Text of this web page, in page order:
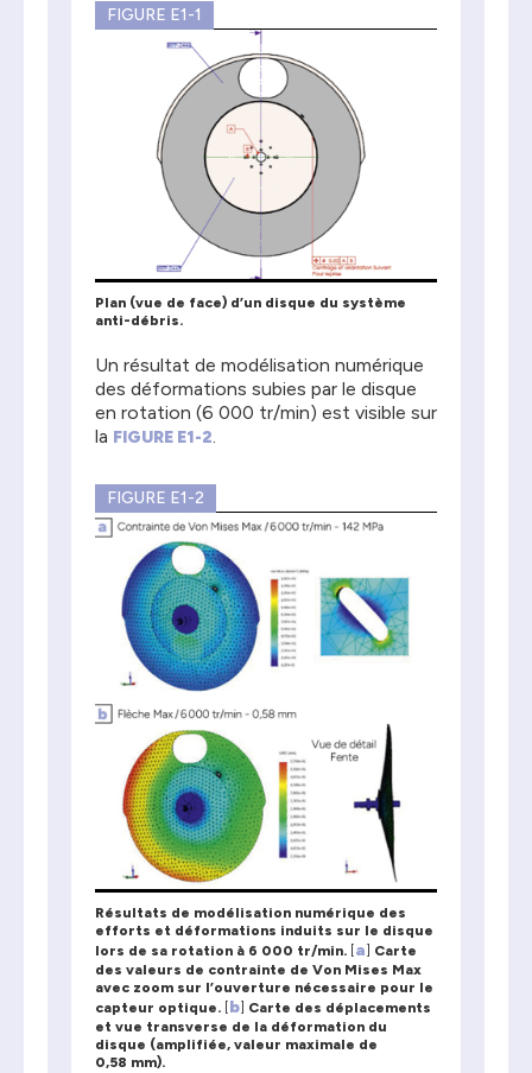
FIGURE E1-1
Plan (vue de face) d’un disque du système
anti-débris.
Un résultat de modélisation numérique
des déformations subies par le disque
en rotation (6 000 tr/min) est visible sur
la FIGURE E1-2.
FIGURE E1-2
Résultats de modélisation numérique des
efforts et déformations induits sur le disque
lors de sa rotation à 6 000 tr/min. a
Carte
des valeurs de contrainte de Von Mises Max
avec zoom sur l’ouverture nécessaire pour le
capteur optique. b Carte des déplacements
et vue transverse de la déformation du
disque (amplifiée, valeur maximale de
0,58 mm).